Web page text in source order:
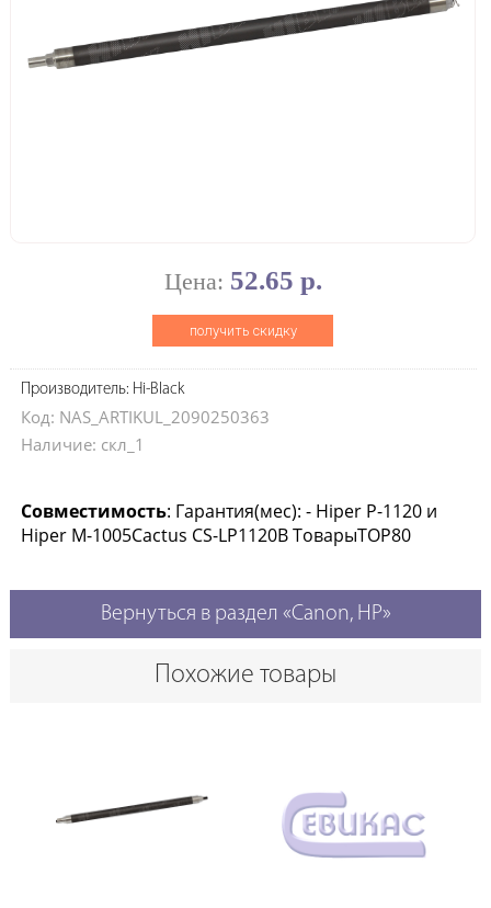
Цена: 52.65 р.
получить скидку
Производитель: Hi-Black
Код: NAS_ARTIKUL_2090250363
Наличие: скл_1
Совместимость: Гарантия(мес): - Hiper P-1120 и
Hiper M-1005Cactus CS-LP1120B ТоварыTOP80
Вернуться в раздел «Canon, HP»
Похожие товары